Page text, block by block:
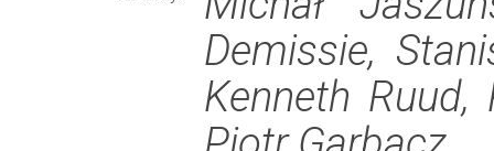
Demissie,
Kenneth